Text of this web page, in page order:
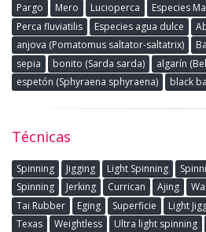
Pargo
Mero Lucioperca Especies
Perca fluviatilis
Especies agua dulce
anjova (Pomatomus saltator-saltatrix)
sepia
bonito (Sarda sarda) algarín
espetón (Sphyraena sphyraena)
black
Técnicas
Spinning Jigging Light Spinning
Spinning
Jerking Currican Ajing
Tai Rubber
Eging Superficie Light
Texas
Weightless Ultra light spinning